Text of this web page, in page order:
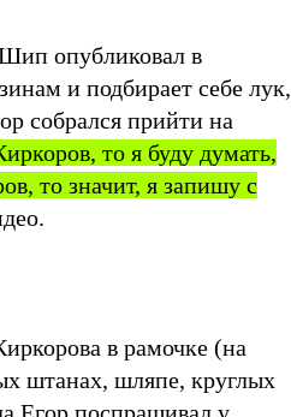
Шип опубликовал в
и подбирает себе лук,
собрался прийти на
то я буду думать,
то значит, я запишу с
в рамочке (на
штанах, шляпе, круглых